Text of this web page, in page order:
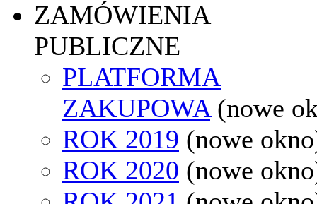
ZAMÓWIENIA
PUBLICZNE
PLATFORMA
ZAKUPOWA (nowe
ROK 2019 (nowe
ROK 2020 (nowe